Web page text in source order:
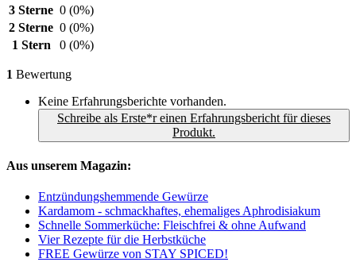
3 Sterne 0 (0%)
2 Sterne 0 (0%)
1 Stern
0 (0%)
1 Bewertung
Keine Erfahrungsberichte vorhanden.
Schreibe als Erste*r einen Erfahrungsbericht für dieses
Produkt.
Aus unserem Magazin:
Entzündungshemmende Gewürze
Kardamom - schmackhaftes, ehemaliges Aphrodisiakum
Schnelle Sommerküche: Fleischfrei & ohne Aufwand
Vier Rezepte für die Herbstküche
FREE Gewürze von STAY SPICED!